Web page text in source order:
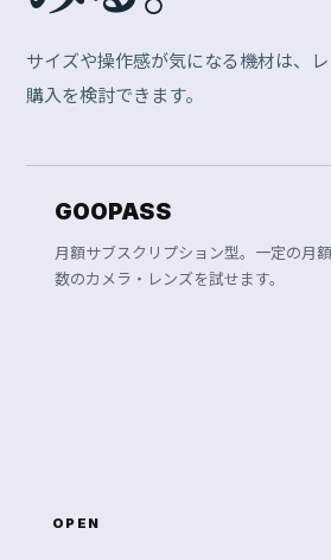
サイズや操作感が気になる機材は、
購入を検討できます。
GOOPASS
月額サブスクリプション型。一定の月
数のカメラ・レンズを試せます。
OPEN